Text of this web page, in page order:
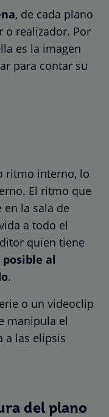
, de cada plano
o realizador. Por
es la imagen
para contar su
ritmo interno, lo
El ritmo que
la sala de
a todo el
quien tiene
al
.
o un videoclip
manipula el
a las elipsis
del plano